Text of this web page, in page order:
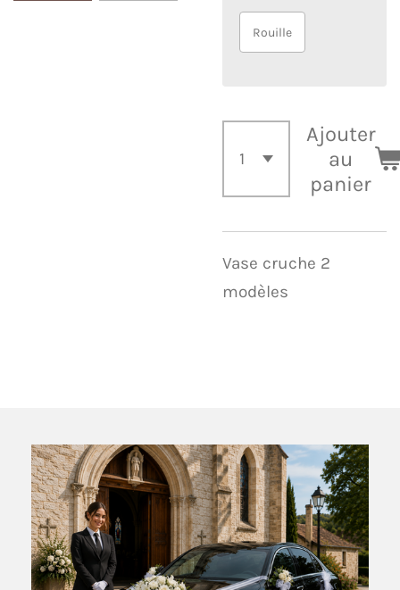
Rouille
Ajouter
au
panier
Vase cruche 2
modèles